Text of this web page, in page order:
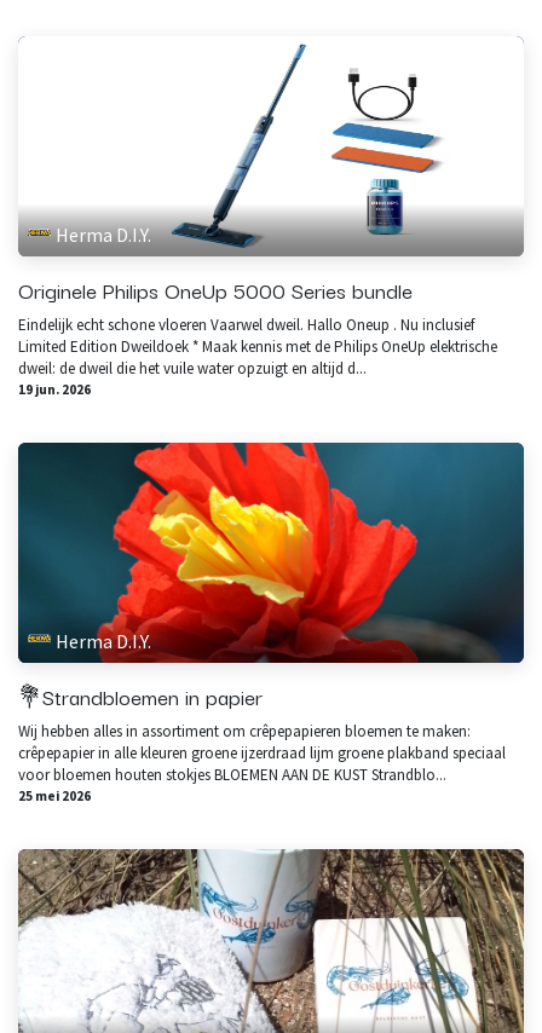
Herma D.I.Y.
Originele Philips OneUp 5000 Series bundle
Eindelijk echt schone vloeren Vaarwel dweil. Hallo Oneup . Nu inclusief
Limited Edition Dweildoek * Maak kennis met de Philips OneUp elektrische
dweil: de dweil die het vuile water opzuigt en altijd d...
19 jun. 2026
Herma D.I.Y.
💐Strandbloemen in papier
Wij hebben alles in assortiment om crêpepapieren bloemen te maken:
crêpepapier in alle kleuren groene ijzerdraad lijm groene plakband speciaal
voor bloemen houten stokjes BLOEMEN AAN DE KUST Strandblo...
25 mei 2026